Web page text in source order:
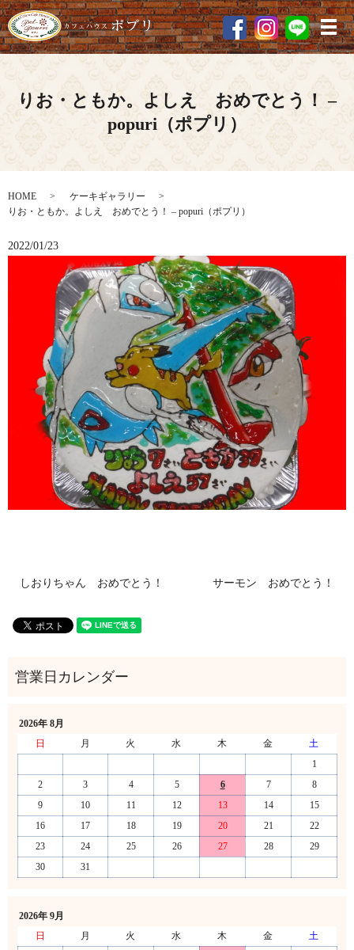
メ
りお・ともか。よしえ おめでとう！ –
popuri（ポプリ）
HOME
ケーキギャラリー
りお・ともか。よしえ おめでとう！ – popuri（ポプリ）
2022/01/23
しおりちゃん おめでとう！ サーモン おめでとう！
2026年 8月
日
月 火 水 木 金
土
1
2
3 4 5 6 7
8
9
10 11 12 13 14
15
16
17 18 19 20 21
22
23
24 25 26 27 28
29
30
31
2026年 9月
日
月 火 水 木 金
土